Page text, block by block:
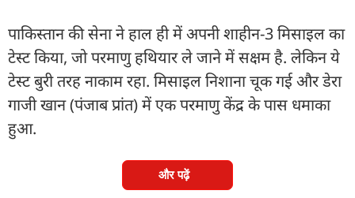
पाकिस्तान की सेना ने हाल ही में अपनी शाहीन-3 मिसाइल का
टेस्ट किया, जो परमाणु हथियार ले जाने में सक्षम है. लेकिन ये
टेस्ट बुरी तरह नाकाम रहा. मिसाइल निशाना चूक गई और डेरा
गाजी खान (पंजाब प्रांत) में एक परमाणु केंद्र के पास धमाका
हुआ.
और पढ़ें